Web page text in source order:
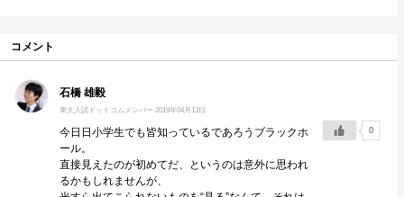
コメント
石橋 雄毅
東大入試ドットコム メンバー 2019年04月13日
今日日小学生でも皆知っているであろうブラックホ
ール。
直接見えたのが初めてだ、というのは意外に思われ
るかもしれませんが、
0